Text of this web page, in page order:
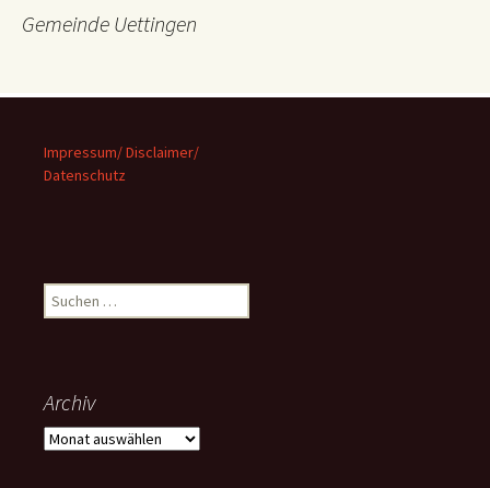
Gemeinde Uettingen
Impressum/ Disclaimer/
Datenschutz
Suchen
nach:
Archiv
Archiv